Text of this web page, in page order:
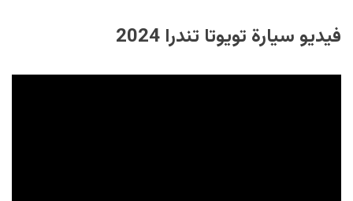
فيديو سيارة تويوتا تندرا 2024